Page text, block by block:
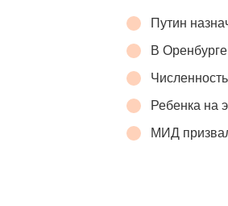
Путин
В
Ребенка на
МИД